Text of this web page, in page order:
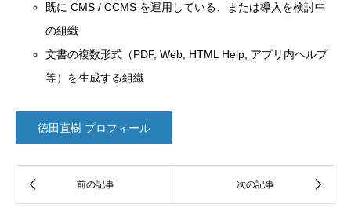
既に CMS / CCMS を運用している、または導入を検討中
の組織
文書の複数形式（PDF, Web, HTML Help, アプリ内ヘルプ
等）を生成する組織
徳田直樹 プロフィール